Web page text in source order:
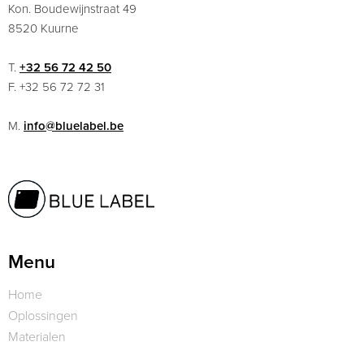
Kon. Boudewijnstraat 49
8520 Kuurne
T. +32 56 72 42 50
F. +32 56 72 72 31
M. info@bluelabel.be
Menu
Home
Oplossingen
Materialen